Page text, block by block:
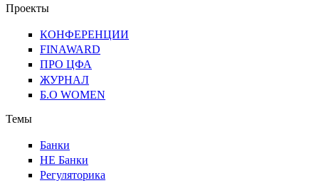
Проекты
КОНФЕРЕНЦИИ
FINAWARD
ПРО ЦФА
ЖУРНАЛ
Б.О WOMEN
Темы
Банки
НЕ Банки
Регуляторика